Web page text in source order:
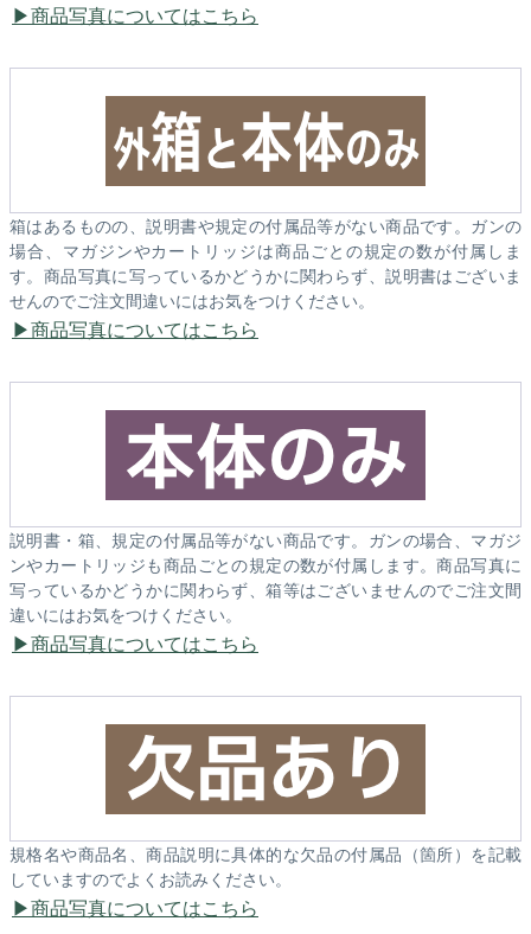
商品写真についてはこちら
箱はあるものの、説明書や規定の付属品等がない商品です。ガンの
場合、マガジンやカートリッジは商品ごとの規定の数が付属しま
す。商品写真に写っているかどうかに関わらず、説明書はございま
せんのでご注文間違いにはお気をつけください。
商品写真についてはこちら
説明書・箱、規定の付属品等がない商品です。ガンの場合、マガジ
ンやカートリッジも商品ごとの規定の数が付属します。商品写真に
写っているかどうかに関わらず、箱等はございませんのでご注文間
違いにはお気をつけください。
商品写真についてはこちら
規格名や商品名、商品説明に具体的な欠品の付属品（箇所）を記載
していますのでよくお読みください。
商品写真についてはこちら